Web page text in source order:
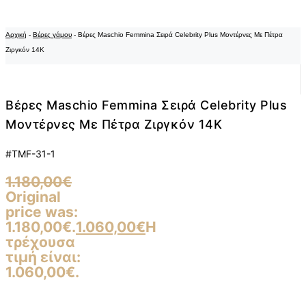
Αρχική - Βέρες γάμου - Βέρες Maschio Femmina Σειρά Celebrity Plus Μοντέρνες Με Πέτρα
Ζιργκόν 14K
Βέρες Maschio Femmina Σειρά Celebrity Plus
Μοντέρνες Με Πέτρα Ζιργκόν 14K
#TMF-31-1
1.180,00€
Original
price was:
1.180,00€.1.060,00€Η
τρέχουσα
τιμή είναι:
1.060,00€.